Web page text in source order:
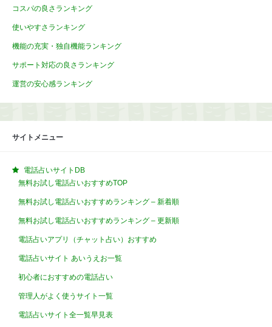
コスパの良さランキング
使いやすさランキング
機能の充実・独自機能ランキング
サポート対応の良さランキング
運営の安心感ランキング
サイトメニュー
電話占いサイトDB
無料お試し電話占いおすすめTOP
無料お試し電話占いおすすめランキング – 新着順
無料お試し電話占いおすすめランキング – 更新順
電話占いアプリ（チャット占い）おすすめ
電話占いサイト あいうえお一覧
初心者におすすめの電話占い
管理人がよく使うサイト一覧
電話占いサイト全一覧早見表